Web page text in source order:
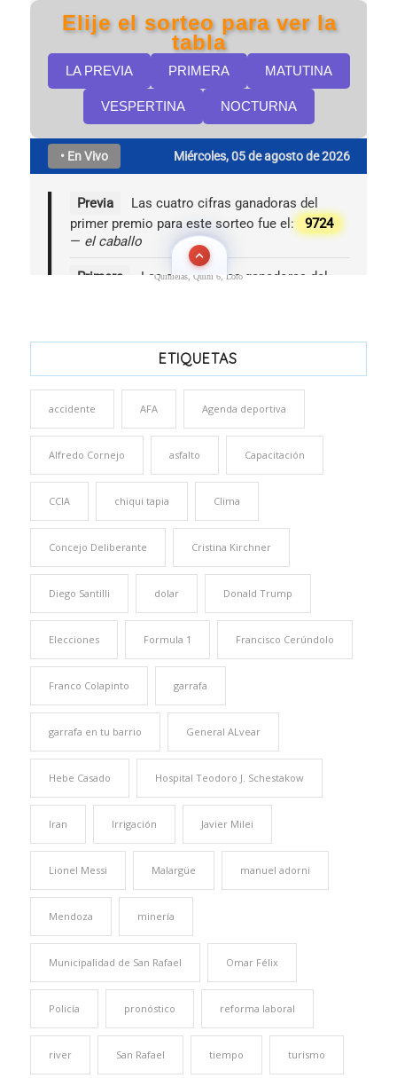
Quinielas, Quini 6, Loto
ETIQUETAS
accidente AFA Agenda deportiva
Alfredo Cornejo asfalto Capacitación
CCIA chiqui tapia Clima
Concejo Deliberante Cristina Kirchner
Diego Santilli dolar Donald Trump
Elecciones Formula 1 Francisco Cerúndolo
Franco Colapinto garrafa
garrafa en tu barrio General ALvear
Hebe Casado Hospital Teodoro J. Schestakow
Iran Irrigación Javier Milei
Lionel Messi Malargüe manuel adorni
Mendoza minería
Municipalidad de San Rafael Omar Félix
Policía pronóstico reforma laboral
river San Rafael tiempo turismo